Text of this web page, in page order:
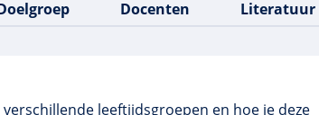
Docenten Literatuur
leeftijdsgroepen en hoe je deze